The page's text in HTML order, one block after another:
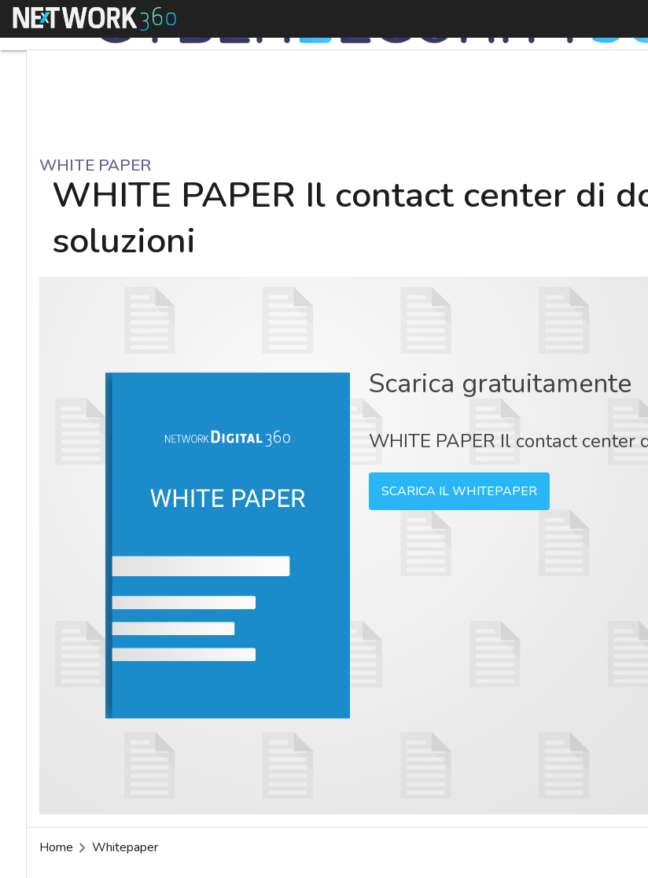
Menu
WHITE PAPER
WHITE PAPER Il contact center di
soluzioni
Scarica gratuitamente
WHITE PAPER Il contact
SCARICA IL WHITEPAPER
Home Whitepaper